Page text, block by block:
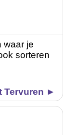
waar je
sorteren
Tervuren ►